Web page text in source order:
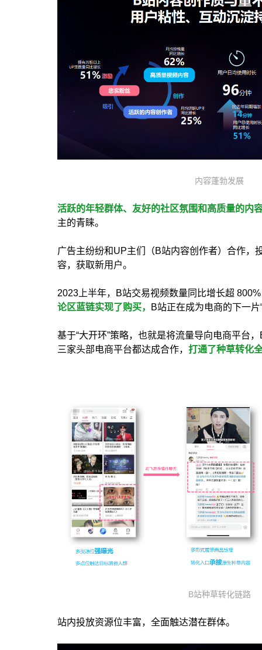
内容蓬勃发展
活跃的年轻群体、友好的社区氛围和高质量的内
主的青睐。
广告主纷纷和UP主们（B站内容创作者）合作，
容，获取新用户。
2023上半年，B站交易视频数量同比增长超
论区蓝链实现了购买，
B站正在成为电商的下一片
基于“大开环”策略，也就是将流量导向电商平台
三家头部电商平台都达成合作， 打通了种草转化
B站种草转化链路
站内投放资源位丰富，全面触达潜在群体。